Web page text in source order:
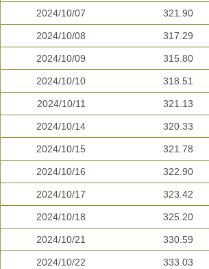
2024/10/07 321.90
2024/10/08 317.29
2024/10/09 315.80
2024/10/10 318.51
2024/10/11 321.13
2024/10/14 320.33
2024/10/15 321.78
2024/10/16 322.90
2024/10/17 323.42
2024/10/18 325.20
2024/10/21 330.59
2024/10/22 333.03